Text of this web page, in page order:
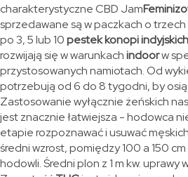
charakterystyczne CBD Jam
sprzedawane są w paczkach o
po 3, 5 lub 10pestek konopi indyjskich
rozwijają się w warunkachindoorw
przystosowanych namiotach. Od
potrzebują od 6 do 8 tygodni, by
Zastosowanie wyłącznie żeńskich
jest znacznie łatwiejsza - hodowca
etapie rozpoznawać i usuwać
średni wzrost, pomiędzy 100 a 150
hodowli. Średni plon z 1 m kw.